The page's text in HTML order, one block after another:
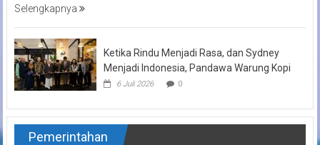
Selengkapnya
Ketika Rindu Menjadi Rasa, dan Sydney
Menjadi Indonesia, Pandawa Warung Kopi
6 Juli 2026 0
Pemerintahan